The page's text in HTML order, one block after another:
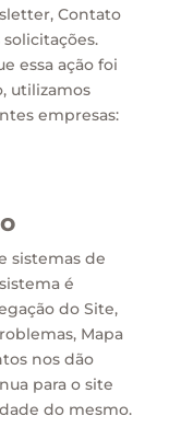
Contato
essa ação foi
utilizamos
empresas:
sistemas de
é
do Site,
Mapa
nos dão
para o site
do mesmo.